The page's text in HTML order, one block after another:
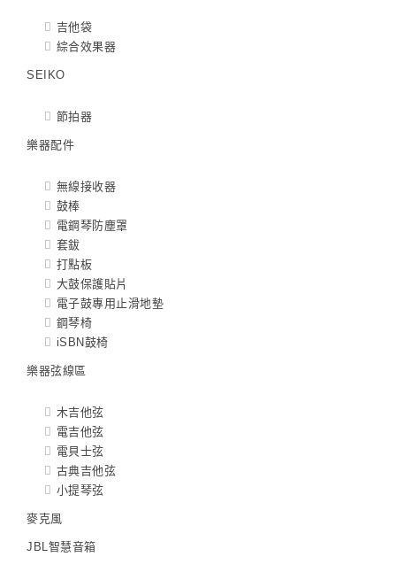
吉他袋
綜合效果器
SEIKO
節拍器
樂器配件
無線接收器
鼓棒
電鋼琴防塵罩
套鈸
打點板
大鼓保護貼片
電子鼓專用止滑地墊
鋼琴椅
iSBN鼓椅
樂器弦線區
木吉他弦
電吉他弦
電貝士弦
古典吉他弦
小提琴弦
麥克風
JBL智慧音箱